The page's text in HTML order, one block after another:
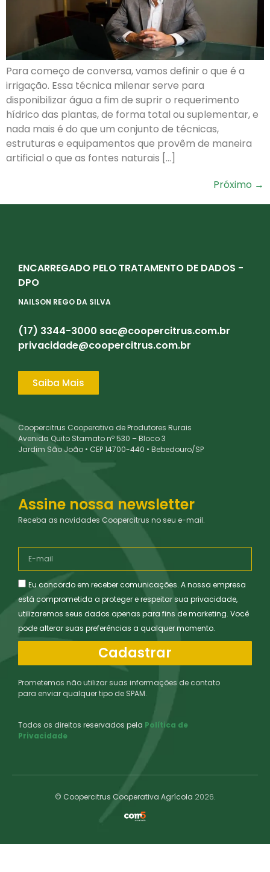
Para começo de conversa, vamos definir o que é a
irrigação. Essa técnica milenar serve para
disponibilizar água a fim de suprir o requerimento
hídrico das plantas, de forma total ou suplementar, e
nada mais é do que um conjunto de técnicas,
estruturas e equipamentos que provêm de maneira
artificial o que as fontes naturais […]
Próximo →
ENCARREGADO PELO TRATAMENTO DE DADOS -
DPO
NAILSON REGO DA SILVA
(17) 3344-3000 sac@coopercitrus.com.br
privacidade@coopercitrus.com.br
Saiba Mais
Coopercitrus Cooperativa de Produtores Rurais
Avenida Quito Stamato nº 530 – Bloco 3
Jardim São João • CEP 14700-440 • Bebedouro/SP
Assine nossa newsletter
Receba as novidades Coopercitrus no seu e-mail.
Eu concordo em receber comunicações. A nossa empresa
está comprometida a proteger e respeitar sua privacidade,
utilizaremos seus dados apenas para fins de marketing. Você
pode alterar suas preferências a qualquer momento.
Cadastrar
Prometemos não utilizar suas informações de contato
para enviar qualquer tipo de SPAM.
Todos os direitos reservados pela Política de
Privacidade
© Coopercitrus Cooperativa Agrícola 2026.